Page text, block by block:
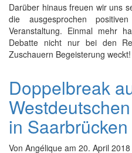
Darüber hinaus freuen wir uns
die ausgesprochen
Veranstaltung. Einmal mehr
Debatte nicht nur bei den
Zuschauern Begeisterung weckt!
Doppelbreak
in Saarbrücken
Von Angélique am 20. April 2018